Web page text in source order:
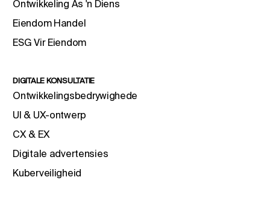
Ontwikkeling As 'n Diens
Eiendom Handel
ESG Vir Eiendom
DIGITALE KONSULTATIE
Ontwikkelingsbedrywighede
UI & UX-ontwerp
CX & EX
Digitale advertensies
Kuberveiligheid